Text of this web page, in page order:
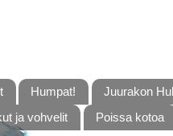
Humpat!
Juurakon
ja vohvelit
Poissa kotoa